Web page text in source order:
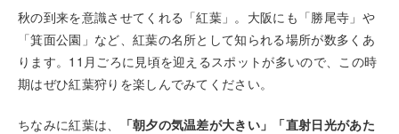
秋の到来を意識させてくれる「紅葉」。大阪にも「勝尾寺」や
「箕面公園」など、紅葉の名所として知られる場所が数多くあ
ります。11月ごろに見頃を迎えるスポットが多いので、この時
期はぜひ紅葉狩りを楽しんでみてください。
ちなみに紅葉は、
「朝夕の気温差が大きい」「直射日光があた